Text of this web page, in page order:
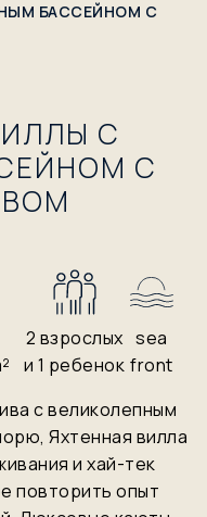
БАССЕЙНОМ С
С
С
2 взрослых
и 1 ребенок
sea
front
с великолепным
Яхтенная вилла
и хай-тек
повторить опыт